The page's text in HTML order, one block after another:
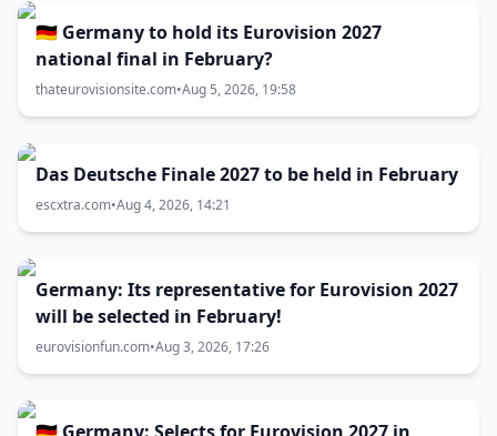
🇩🇪 Germany to hold its Eurovision 2027
national final in February?
thateurovisionsite.com•Aug 5, 2026, 19:58
Das Deutsche Finale 2027 to be held in February
escxtra.com•Aug 4, 2026, 14:21
Germany: Its representative for Eurovision 2027
will be selected in February!
eurovisionfun.com•Aug 3, 2026, 17:26